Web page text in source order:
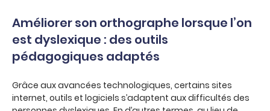
Améliorer son orthographe lorsque l’on
est dyslexique : des outils
pédagogiques adaptés
Grâce aux avancées technologiques, certains sites
internet, outils et logiciels s’adaptent aux difficultés des